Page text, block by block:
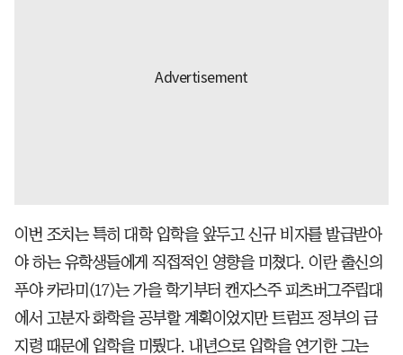
이번 조치는 특히 대학 입학을 앞두고 신규 비자를 발급받아
야 하는 유학생들에게 직접적인 영향을 미쳤다. 이란 출신의
푸야 카라미(17)는 가을 학기부터 캔자스주 피츠버그주립대
에서 고분자 화학을 공부할 계획이었지만 트럼프 정부의 금
지령 때문에 입학을 미뤘다. 내년으로 입학을 연기한 그는